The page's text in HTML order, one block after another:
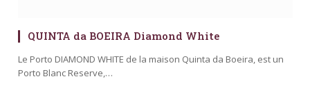
QUINTA da BOEIRA Diamond White
Le Porto DIAMOND WHITE de la maison Quinta da Boeira, est un
Porto Blanc Reserve,…